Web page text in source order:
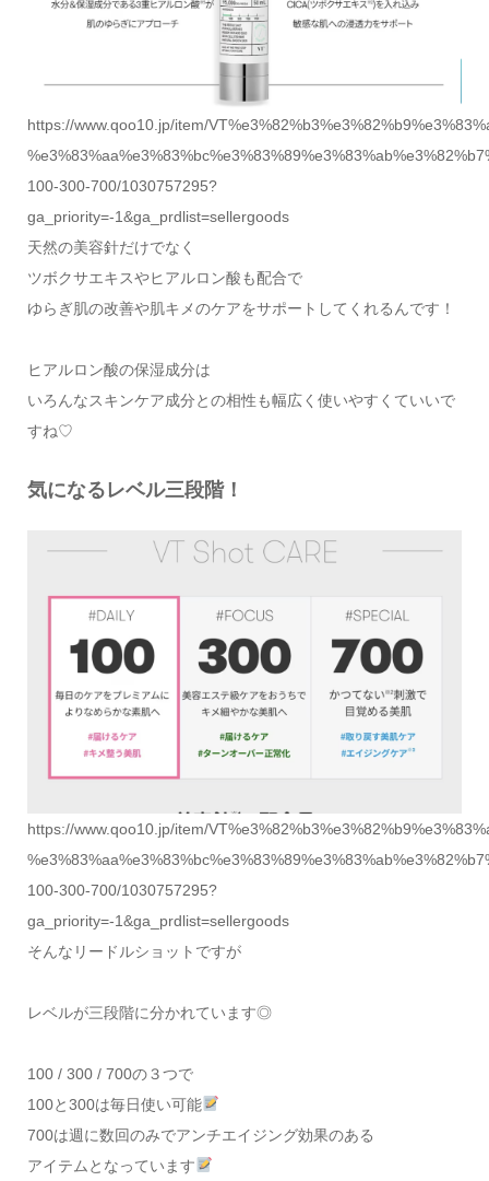
https://www.qoo10.jp/item/
100-300-700/1030757295?
ga_priority=-1&ga_prdlist=sellergoods
天然の美容針だけでなく
ツボクサエキスやヒアルロン酸も配合で
ゆらぎ肌の改善や肌キメのケアをサポートしてくれるんです！
ヒアルロン酸の保湿成分は
いろんなスキンケア成分との相性も幅広く使いやすくていいで
すね♡
気になるレベル三段階！
https://www.qoo10.jp/item/
100-300-700/1030757295?
ga_priority=-1&ga_prdlist=sellergoods
そんなリードルショットですが
レベルが三段階に分かれています◎
100 / 300 / 700の３つで
100と300は毎日使い可能
700は週に数回のみでアンチエイジング効果のある
アイテムとなっています